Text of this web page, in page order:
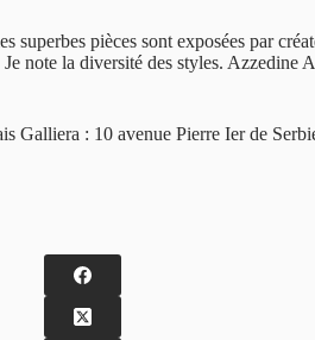
superbes pièces sont exposées par
note la diversité des styles.
Galliera : 10 avenue Pierre Ier de